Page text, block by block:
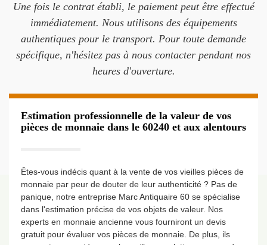
Une fois le contrat établi, le paiement peut être effectué
immédiatement. Nous utilisons des équipements
authentiques pour le transport. Pour toute demande
spécifique, n'hésitez pas à nous contacter pendant nos
heures d'ouverture.
Estimation professionnelle de la valeur de vos
pièces de monnaie dans le 60240 et aux alentours
Êtes-vous indécis quant à la vente de vos vieilles pièces de
monnaie par peur de douter de leur authenticité ? Pas de
panique, notre entreprise Marc Antiquaire 60 se spécialise
dans l'estimation précise de vos objets de valeur. Nos
experts en monnaie ancienne vous fourniront un devis
gratuit pour évaluer vos pièces de monnaie. De plus, ils